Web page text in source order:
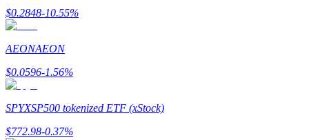
вознаграждения
$0.2848-10.55%
AEONAEON
$0.0596-1.56%
SPYXSP500 tokenized ETF (xStock)
$772.98-0.37%